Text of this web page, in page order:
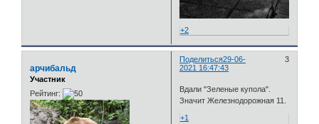
+2
Поделиться 3
29-06-
2021 16:47:43
арчибальд
Участник
Рейтинг:
Вдали "Зеленые купола".
Значит Железнодорожная 11.
+1